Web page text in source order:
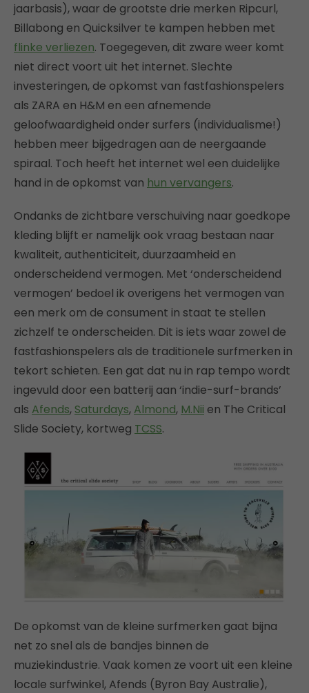
jaarbasis), waar de grootste drie merken Ripcurl,
Billabong en Quicksilver te kampen hebben met
flinke verliezen. Toegegeven, dit zware weer komt
niet direct voort uit het internet. Slechte
investeringen, de opkomst van fastfashionspelers
als ZARA en H&M en een afnemende
geloofwaardigheid onder surfers (individualisme!)
hebben meer bijgedragen aan de neergaande
spiraal. Toch heeft het internet wel een duidelijke
hand in de opkomst van hun vervangers.
Ondanks de zichtbare verschuiving naar goedkope
kleding blijft er namelijk ook vraag bestaan naar
kwaliteit, authenticiteit, duurzaamheid en
onderscheidend vermogen. Met ‘onderscheidend
vermogen’ bedoel ik overigens het vermogen van
een merk om de consument in staat te stellen
zichzelf te onderscheiden. Dit is iets waar zowel de
fastfashionspelers als de traditionele surfmerken in
tekort schieten. Een gat dat nu in rap tempo wordt
ingevuld door een batterij aan ‘indie-surf-brands’
als Afends, Saturdays, Almond, M.Nii en The Critical
Slide Society, kortweg TCSS.
De opkomst van de kleine surfmerken gaat bijna
net zo snel als de bandjes binnen de
muziekindustrie. Vaak komen ze voort uit een kleine
locale surfwinkel, Afends (Byron Bay Australie),